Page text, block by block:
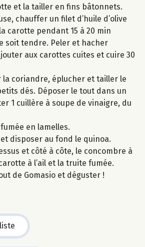
et la tailler en fins bâtonnets.
chauffer un filet d’huile d’olive
carotte pendant 15 à 20 min
soit tendre. Peler et hacher
aux carottes cuites et cuire 30
la coriandre, éplucher et tailler le
dés. Déposer le tout dans un
1 cuillère à soupe de vinaigre, du
en lamelles.
disposer au fond le quinoa.
et côté à côte, le concombre à
à l’ail et la truite fumée.
de Gomasio et déguster !